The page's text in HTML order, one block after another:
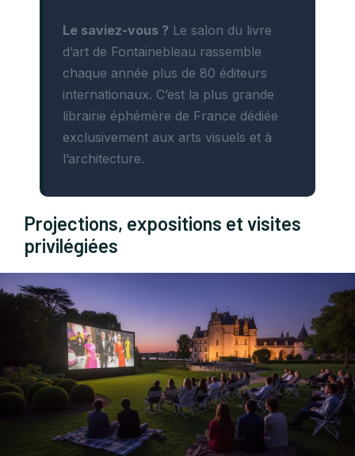
Le saviez-vous ? Le salon du livre
d’art de Fontainebleau rassemble
chaque année plus de 80 éditeurs
internationaux. C’est la plus grande
librairie éphémère de France dédiée
exclusivement aux arts visuels et à
l’architecture.
Projections, expositions et visites
privilégiées